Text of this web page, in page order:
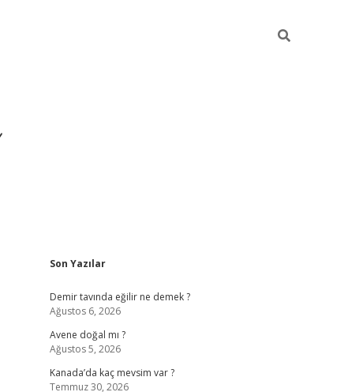
Sidebar
Son Yazılar
Demir tavında eğilir ne demek ?
Ağustos 6, 2026
Avene doğal mı ?
Ağustos 5, 2026
Kanada’da kaç mevsim var ?
Temmuz 30, 2026